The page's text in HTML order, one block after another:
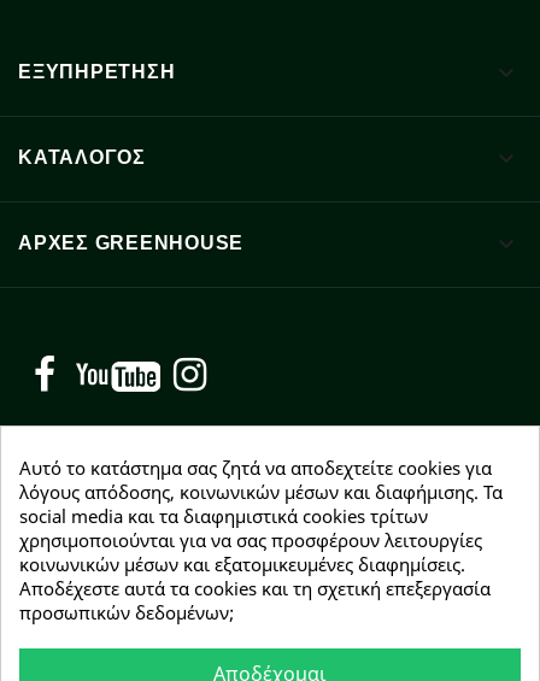
ΕΞΥΠΗΡΕΤΗΣΗ 
ΚΑΤΑΛΟΓΟΣ 
ΑΡΧΈΣ GREENHOUSE 
Facebook YouTube
NEWSLETTER
Εγγραφείτε δωρεάν και θα είστε οι πρώτοι που θα
λάβετε τα νέα μας γύρω από προσφορές, εκπτώσεις
και νέα προϊόντα.
Αυτό το κατάστημα σας ζητά να αποδεχτείτε cookies για
λόγους απόδοσης, κοινωνικών μέσων και διαφήμισης. Τα
social media και τα διαφημιστικά cookies τρίτων
χρησιμοποιούνται για να σας προσφέρουν λειτουργίες
κοινωνικών μέσων και εξατομικευμένες διαφημίσεις.
Αποδέχεστε αυτά τα cookies και τη σχετική επεξεργασία
προσωπικών δεδομένων;
Αποδέχομαι